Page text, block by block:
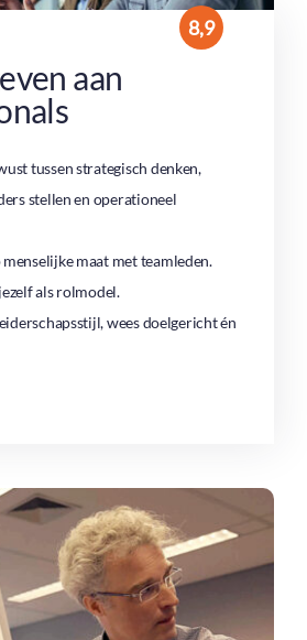
8,9
aan
tussen strategisch denken,
stellen en operationeel
maat met teamleden.
als rolmodel.
wees doelgericht én